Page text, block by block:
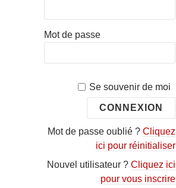
Mot de passe
Se souvenir de moi
Mot de passe oublié ? Cliquez
ici pour réinitialiser
Nouvel utilisateur ? Cliquez ici
pour vous inscrire